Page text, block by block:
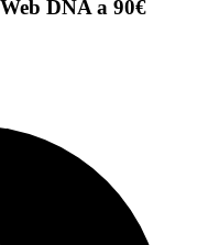
DNA a 90€